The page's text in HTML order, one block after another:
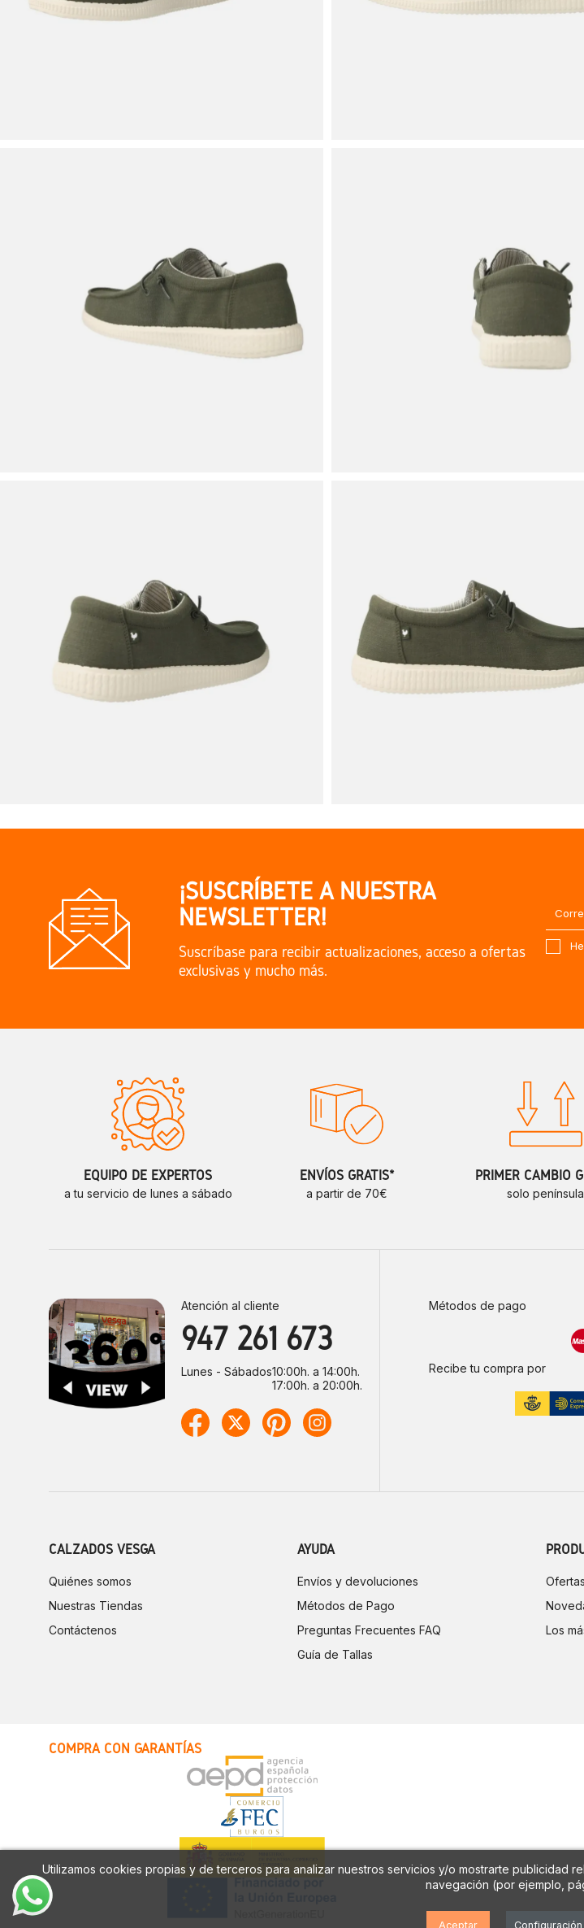
Utilizamos cookies propias y de terceros para analizar nuestros servicios y/o mostrarte publicidad
navegación (por ejemplo,
Aceptar
¡SUSCRÍBETE A NUESTRA
NEWSLETTER!
Suscríbase para recibir actualizaciones, acceso a ofertas
exclusivas y mucho más.
EQUIPO DE EXPERTOS
a tu servicio de lunes a sábado
ENVÍOS GRATIS*
a partir de 70€
PRIMER CAMBIO
solo península
Atención al cliente
947 261 673
Lunes - Sábados10:00h. a 14:00h.
17:00h. a 20:00h.
Métodos de pago
Recibe tu compra por
CALZADOS VESGA
Quiénes somos
Nuestras Tiendas
Contáctenos
AYUDA
Envíos y devoluciones
Métodos de Pago
Preguntas Frecuentes FAQ
Guía de Tallas
Ofertas
Los
COMPRA CON GARANTÍAS